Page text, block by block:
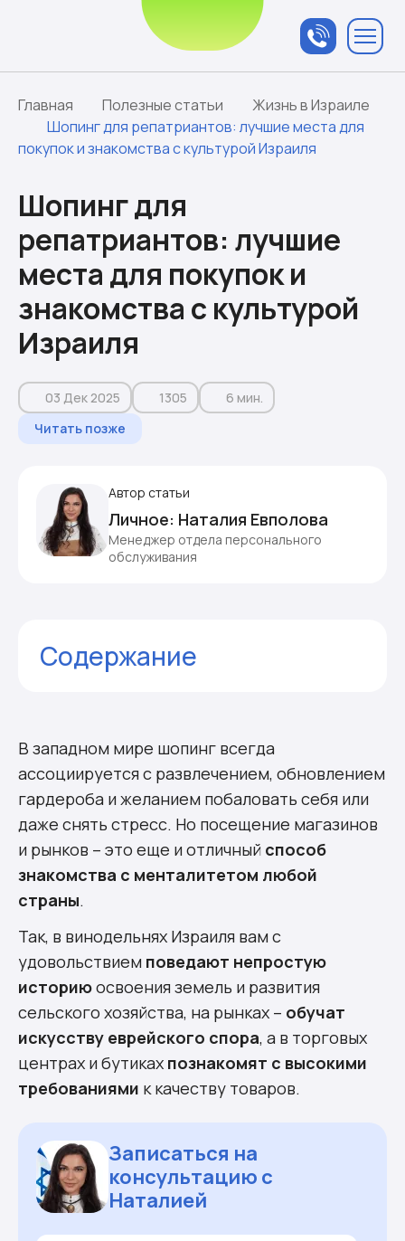
менеджером
Главная Полезные статьи
Жизнь в Израиле
Шопинг для репатриантов: лучшие места для
покупок и знакомства с культурой Израиля
Шопинг для
репатриантов: лучшие
места для покупок и
знакомства с культурой
Израиля
Читать позже
03 Дек 2025 1305 6 мин.
Автор статьи
Личное: Наталия Евполова
Менеджер отдела персонального
обслуживания
Содержание
Комментарии
В западном мире шопинг всегда
ассоциируется с развлечением, обновлением
гардероба и желанием побаловать себя или
даже снять стресс. Но посещение магазинов
и рынков – это еще и отличный способ
знакомства с менталитетом любой
страны.
Так, в винодельнях Израиля вам с
удовольствием поведают непростую
историюосвоения земель и развития
сельского хозяйства, на рынках – обучат
искусству еврейского спора, а в торговых
центрах и бутиках познакомят с высокими
требованиями к качеству товаров.
Записаться на
консультацию с
Наталией